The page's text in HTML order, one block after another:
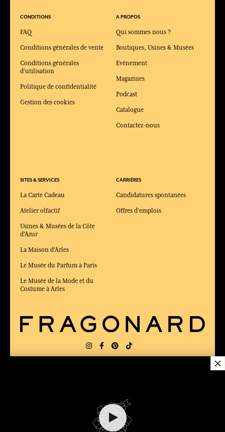
CONDITIONS
FAQ
Conditions générales de vente
Conditions générales
d'utilisation
Politique de confidentialité
Gestion des cookies
SITES & SERVICES
La Carte Cadeau
Atelier olfactif
Usines & Musées de la Côte
d'Azur
La Maison d'Arles
Le Musée du Parfum à Paris
Le Musée de la Mode et du
Costume à Arles
A PROPOS
Qui sommes nous ?
Boutiques, Usines & Musées
Evénement
Magazines
Podcast
Catalogue
Contactez-nous
CARRIÈRES
Candidatures spontanées
Offres d'emplois
×